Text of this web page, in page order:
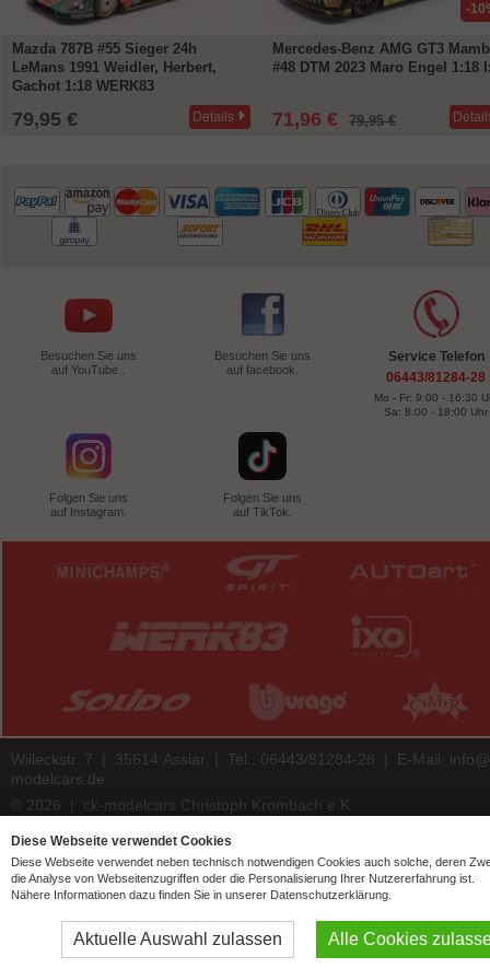
Mazda 787B #55 Sieger 24h
LeMans 1991 Weidler, Herbert,
Gachot 1:18 WERK83
79,95 € Details
-
Mercedes-Benz AMG GT3
#48 DTM 2023 Maro Engel 1:18
71,96 € 79,95 €
Besuchen Sie uns
auf YouTube .
Besuchen Sie uns
auf facebook.
Folgen Sie uns
auf Instagram.
Folgen Sie uns
auf TikTok.
Service Telefon
06443/81284-28
Mo - Fr: 9:00 - 16:30
Sa: 8:00 - 18:00 Uhr
Willeckstr. 7 | 35614 Asslar | Tel.: 06443/81284-28 | E-Mail:
modelcars.de
© 2026 | ck-modelcars Christoph Krombach e.K.
4.9/5.00of7446 ck-modelcars.de customer reviews | Trusted Shops
Diese Webseite verwendet Cookies
Diese Webseite verwendet neben technisch notwendigen Cookies auch solche, deren
die Analyse von Webseitenzugriffen oder die Personalisierung Ihrer Nutzererfahrung ist.
Nähere Informationen dazu finden Sie in unserer Datenschutzerklärung.
Aktuelle Auswahl zulassen Alle Cookies